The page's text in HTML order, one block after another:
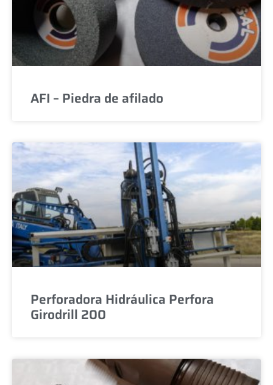
AFI – Piedra de afilado
Perforadora Hidráulica Perfora
Girodrill 200